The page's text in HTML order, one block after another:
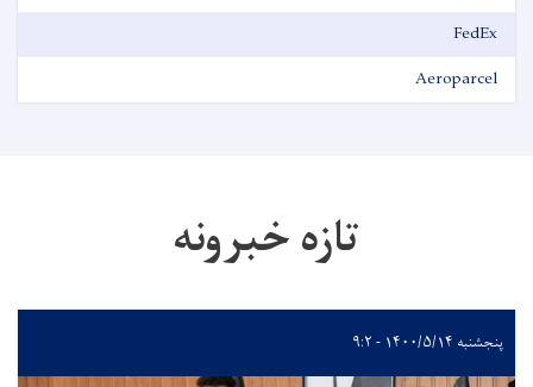
FedEx
Aeroparcel
تازه خبرونه
پنجشنبه ۱۴۰۰/۵/۱۴ - ۹:۲